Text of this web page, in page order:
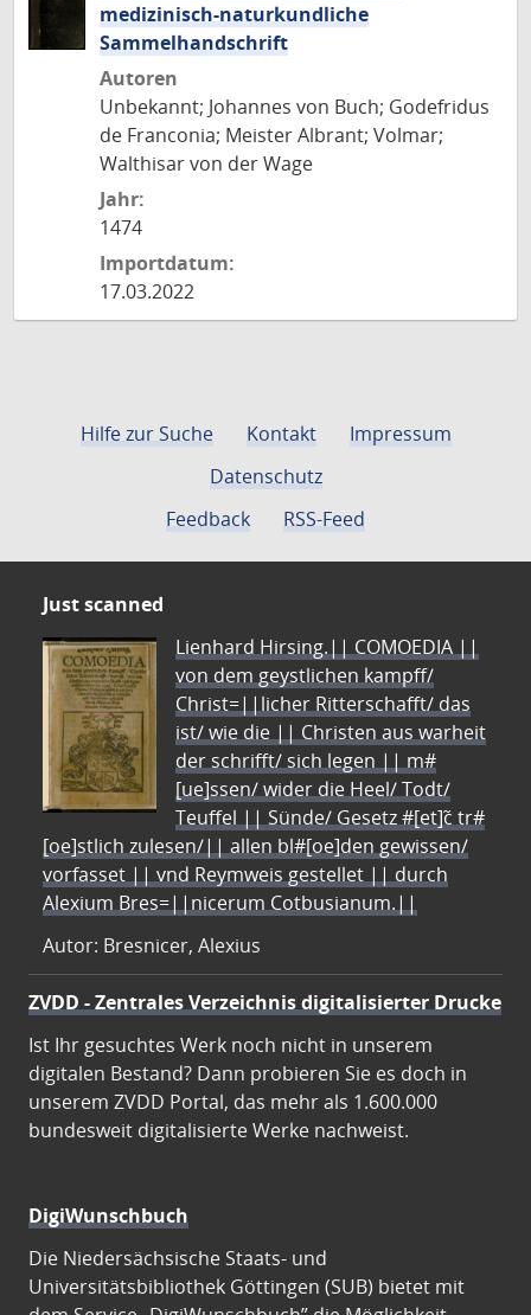
medizinisch-naturkundliche
Sammelhandschrift
Autoren
Unbekannt; Johannes von Buch; Godefridus
de Franconia; Meister Albrant; Volmar;
Walthisar von der Wage
Jahr:
1474
Importdatum:
17.03.2022
Hilfe zur Suche Kontakt
Impressum
Datenschutz
Feedback
RSS-Feed
Just scanned
Lienhard Hirsing.|| COMOEDIA ||
von dem geystlichen kampff/
Christ=||licher Ritterschafft/ das
ist/ wie die || Christen aus warheit
der schrifft/ sich legen || m#
[ue]ssen/ wider die Heel/ Todt/
Teuffel || Sünde/ Gesetz #[et]c̃ tr#
[oe]stlich zulesen/|| allen bl#[oe]den gewissen/
vorfasset || vnd Reymweis gestellet || durch
Alexium Bres=||nicerum Cotbusianum.||
Autor: Bresnicer, Alexius
ZVDD - Zentrales Verzeichnis digitalisierter Drucke
Ist Ihr gesuchtes Werk noch nicht in unserem
digitalen Bestand? Dann probieren Sie es doch in
unserem ZVDD Portal, das mehr als 1.600.000
bundesweit digitalisierte Werke nachweist.
DigiWunschbuch
Die Niedersächsische Staats- und
Universitätsbibliothek Göttingen (SUB) bietet mit